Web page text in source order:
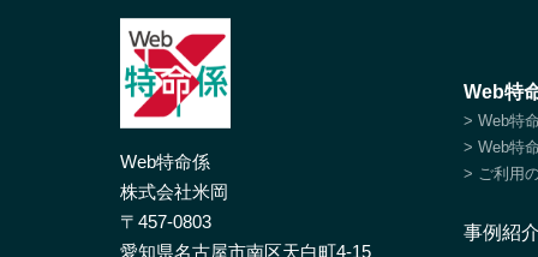
Web特命係
株式会社米岡
〒457-0803
愛知県名古屋市南区天白町4-15
Web特
> Web特
> Web特
> ご利用
事例紹